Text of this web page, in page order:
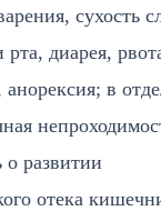
сухость
диарея,
в
о развитии
отека